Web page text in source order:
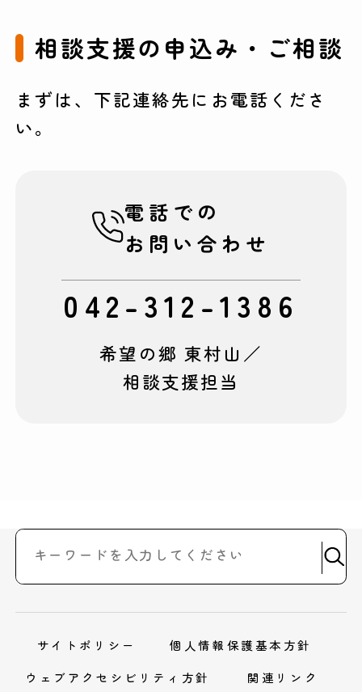
相談支援の申込み・ご相談
まずは、下記連絡先にお電話くださ
い。
電話での
お問い合わせ
042-312-1386
希望の郷 東村山／
相談支援担当
サイトポリシー
個人情報保護基本方針
ウェブアクセシビリティ方針
関連リンク